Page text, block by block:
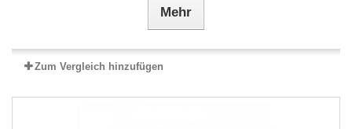
Mehr
Zum Vergleich hinzufügen